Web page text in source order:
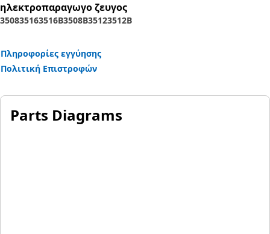
ηλεκτροπαραγωγο ζευγος
350835163516B3508B35123512B
Πληροφορίες εγγύησης
Πολιτική Επιστροφών
Parts Diagrams